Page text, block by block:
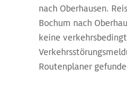
nach Oberhausen.
Bochum nach
keine
Routenplaner